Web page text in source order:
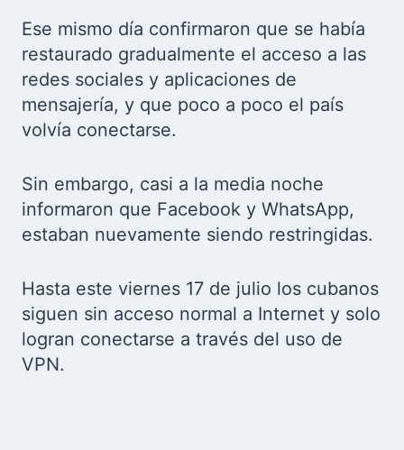
Ese mismo día confirmaron que se había
restaurado gradualmente el acceso a las
redes sociales y aplicaciones de
mensajería, y que poco a poco el país
volvía conectarse.
Sin embargo, casi a la media noche
informaron que Facebook y WhatsApp,
estaban nuevamente siendo restringidas.
Hasta este viernes 17 de julio los cubanos
siguen sin acceso normal a Internet y solo
logran conectarse a través del uso de
VPN.